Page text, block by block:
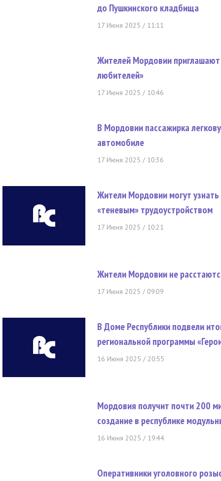
до Пушкинского кладбища
17 Июня 2025 / 11:11
Жителей Мордовии приглашают
любителей»
17 Июня 2025 / 10:46
В Мордовии пассажирка
автомобиле
17 Июня 2025 / 10:36
Жители Мордовии могут
«теневым» трудоустройством
17 Июня 2025 / 10:21
Жители Мордовии не
17 Июня 2025 / 09:09
В Доме Республики подвели
региональной программы
16 Июня 2025 / 20:55
Мордовия получит почти 200
создание в республике
16 Июня 2025 / 19:44
Оперативники уголовного